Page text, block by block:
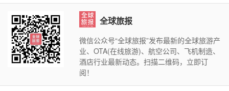
全球旅报
微信公众号“全球旅报”发布最新的全球旅游产
业、OTA(在线旅游)、航空公司、飞机制造、
酒店行业最新动态。扫描二维码，立即订
阅！